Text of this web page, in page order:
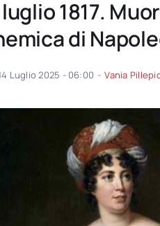
luglio 1817.
di
Luglio 2025 - 06:00 - Vania